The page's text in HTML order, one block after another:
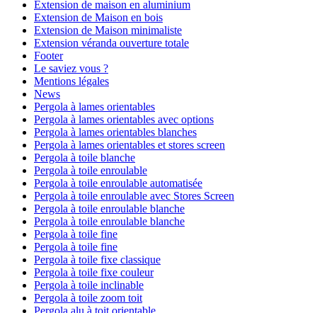
Extension de maison en aluminium
Extension de Maison en bois
Extension de Maison minimaliste
Extension véranda ouverture totale
Footer
Le saviez vous ?
Mentions légales
News
Pergola à lames orientables
Pergola à lames orientables avec options
Pergola à lames orientables blanches
Pergola à lames orientables et stores screen
Pergola à toile blanche
Pergola à toile enroulable
Pergola à toile enroulable automatisée
Pergola à toile enroulable avec Stores Screen
Pergola à toile enroulable blanche
Pergola à toile enroulable blanche
Pergola à toile fine
Pergola à toile fine
Pergola à toile fixe classique
Pergola à toile fixe couleur
Pergola à toile inclinable
Pergola à toile zoom toit
Pergola alu à toit orientable